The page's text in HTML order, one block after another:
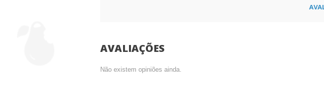
AVALIAÇÕES
Não existem opiniões ainda.